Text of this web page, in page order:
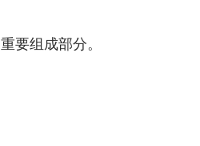
要组成部分。